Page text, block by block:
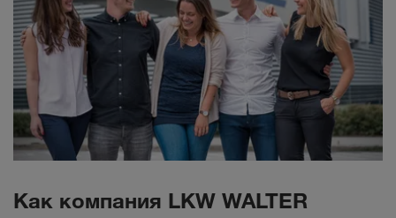
Как компания LKW WALTER